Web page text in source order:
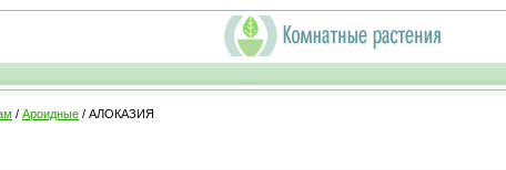
/ Ароидные / АЛОКАЗИЯ